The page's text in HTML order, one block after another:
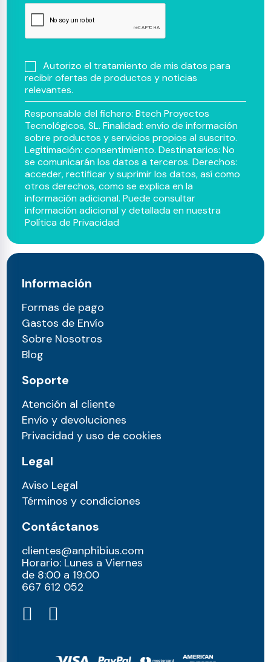
Autorizo el tratamiento de mis datos para
recibir ofertas de productos y noticias
relevantes.
Responsable del fichero: Btech Proyectos
Tecnológicos, SL. Finalidad: envío de información
sobre productos y servicios propios al suscrito.
Legitimación: consentimiento. Destinatarios: No
se comunicarán los datos a terceros. Derechos:
acceder, rectificar y suprimir los datos, así como
otros derechos, como se explica en la
información adicional. Puede consultar
información adicional y detallada en nuestra
Política de Privacidad
Información
Formas de pago
Gastos de Envío
Sobre Nosotros
Blog
Soporte
Atención al cliente
Envío y devoluciones
Privacidad y uso de cookies
Legal
Aviso Legal
Términos y condiciones
Contáctanos
clientes@anphibius.com
Horario: Lunes a Viernes
de 8:00 a 19:00
667 612 052​